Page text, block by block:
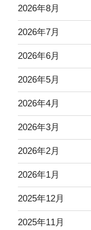
2026年8月
2026年7月
2026年6月
2026年5月
2026年4月
2026年3月
2026年2月
2026年1月
2025年12月
2025年11月